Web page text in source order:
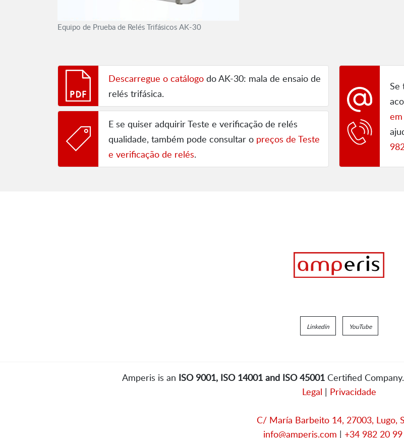
Equipo de Prueba de Relés Trifásicos AK-30
Descarregue o catálogo do AK-30: mala de ensaio de
relés trifásica.
E se quiser adquirir Teste e verificação de relés
qualidade, também pode consultar o preços de Teste
e verificação de relés.
Se
Linkedin YouTube
Amperis is an ISO 9001, ISO 14001 and ISO 45001 Certified
Legal | Privacidade
C/ María Barbeito 14, 27003, Lugo,
info@amperis.com | +34 982 20